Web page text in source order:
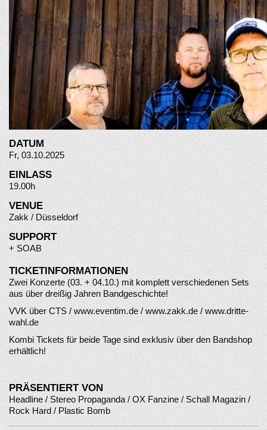
DATUM
Fr, 03.10.2025
EINLASS
19.00h
VENUE
Zakk / Düsseldorf
SUPPORT
+ SOAB
TICKETINFORMATIONEN
Zwei Konzerte (03. + 04.10.) mit komplett verschiedenen Sets
aus über dreißig Jahren Bandgeschichte!
VVK über CTS / www.eventim.de / www.zakk.de / www.dritte-
wahl.de
Kombi Tickets für beide Tage sind exklusiv über den Bandshop
erhältlich!
PRÄSENTIERT VON
Headline / Stereo Propaganda / OX Fanzine / Schall Magazin /
Rock Hard / Plastic Bomb